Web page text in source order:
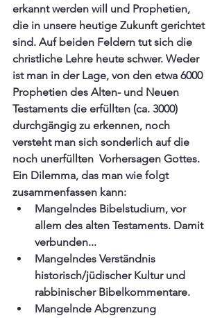
erkannt werden will und Prophetien,
die in unsere heutige Zukunft gerichtet
sind. Auf beiden Feldern tut sich die
christliche Lehre heute schwer. Weder
ist man in der Lage, von den etwa 6000
Prophetien des Alten- und Neuen
Testaments die erfüllten (ca. 3000)
durchgängig zu erkennen, noch
versteht man sich sonderlich auf die
noch unerfüllten  Vorhersagen Gottes.
Ein Dilemma, das man wie folgt
zusammenfassen kann:
Mangelndes Bibelstudium, vor
allem des alten Testaments. Damit
verbunden...
Mangelndes Verständnis
historisch/jüdischer Kultur und
rabbinischer Bibelkommentare.
Mangelnde Abgrenzung